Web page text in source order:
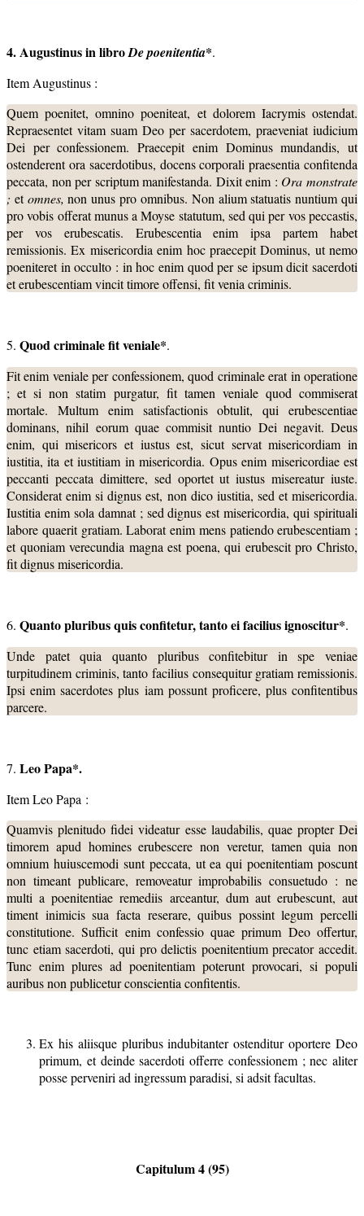
4. Augustinus in libroDe poenitentia*.
Item Augustinus :
Quem poenitet, omnino poeniteat, et dolorem Iacrymis ostendat.
Repraesentet vitam suam Deo per sacerdotem, praeveniat iudicium
Dei per confessionem. Praecepit enim Dominus mundandis, ut
ostenderent ora sacerdotibus, docens corporali praesentia confitenda
peccata, non per scriptum manifestanda. Dixit enim : Ora monstrate
; etomnes,non unus pro omnibus. Non alium statuatis nuntium qui
pro vobis offerat munus a Moyse statutum, sed qui per vos peccastis,
per vos erubescatis. Erubescentia enim ipsa partem habet
remissionis. Ex misericordia enim hoc praecepit Dominus, ut nemo
poeniteret in occulto : in hoc enim quod per se ipsum dicit sacerdoti
et erubescentiam vincit timore offensi, fit venia criminis.
5. Quod criminale fit veniale*.
Fit enim veniale per confessionem, quod criminale erat in operatione
; et si non statim purgatur, fit tamen veniale quod commiserat
mortale. Multum enim satisfactionis obtulit, qui erubescentiae
dominans, nihil eorum quae commisit nuntio Dei negavit. Deus
enim, qui misericors et iustus est, sicut servat misericordiam in
iustitia, ita et iustitiam in misericordia. Opus enim misericordiae est
peccanti peccata dimittere, sed oportet ut iustus misereatur iuste.
Considerat enim si dignus est, non dico iustitia, sed et misericordia.
Iustitia enim sola damnat ; sed dignus est misericordia, qui spirituali
labore quaerit gratiam. Laborat enim mens patiendo erubescentiam ;
et quoniam verecundia magna est poena, qui erubescit pro Christo,
fit dignus misericordia.
6. Quanto pluribus quis confitetur, tanto ei facilius ignoscitur*.
Unde patet quia quanto pluribus confitebitur in spe veniae
turpitudinem criminis, tanto facilius consequitur gratiam remissionis.
Ipsi enim sacerdotes plus iam possunt proficere, plus confitentibus
parcere.
7. Leo Papa*.
Item Leo Papa :
Quamvis plenitudo fidei videatur esse laudabilis, quae propter Dei
timorem apud homines erubescere non veretur, tamen quia non
omnium huiuscemodi sunt peccata, ut ea qui poenitentiam poscunt
non timeant publicare, removeatur improbabilis consuetudo : ne
multi a poenitentiae remediis arceantur, dum aut erubescunt, aut
timent inimicis sua facta reserare, quibus possint legum percelli
constitutione. Sufficit enim confessio quae primum Deo offertur,
tunc etiam sacerdoti, qui pro delictis poenitentium precator accedit.
Tunc enim plures ad poenitentiam poterunt provocari, si populi
auribus non publicetur conscientia confitentis.
Ex his aliisque pluribus indubitanter ostenditur oportere Deo
primum, et deinde sacerdoti offerre confessionem ; nec aliter
posse perveniri ad ingressum paradisi, si adsit facultas.
Capitulum 4 (95)